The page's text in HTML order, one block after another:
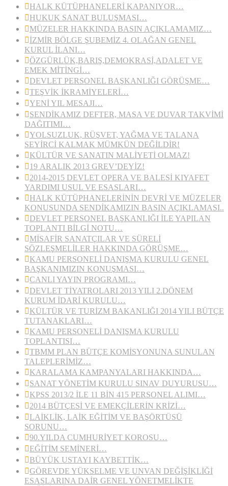
HALK KÜTÜPHANELERİ KAPANIYOR…
HUKUK SANAT BULUŞMASI…
MÜZELER HAKKINDA BASIN AÇIKLAMAMIZ…
İZMİR BÖLGE ŞUBEMİZ 4. OLAĞAN GENEL
KURUL İLANI…
ÖZGÜRLÜK,BARIŞ,DEMOKRASİ,ADALET VE
EMEK MİTİNGİ…
DEVLET PERSONEL BAŞKANLIĞI GÖRÜŞME…
TEŞVİK İKRAMİYELERİ…
YENİ YIL MESAJI…
SENDİKAMIZ DEFTER, MASA VE DUVAR TAKVİMİ
DAĞITIMI…
YOLSUZLUK, RÜŞVET, YAĞMA VE TALANA
SEYİRCİ KALMAK MÜMKÜN DEĞİLDİR!
KÜLTÜR VE SANATIN MALİYETİ OLMAZ!
19 ARALIK 2013 GREV’DEYİZ!
2014-2015 DEVLET OPERA VE BALESİ KIYAFET
YARDIMI USUL VE ESASLARI…
HALK KÜTÜPHANELERİNİN DEVRİ VE MÜZELER
KONUSUNDA SENDİKAMIZIN BASIN AÇIKLAMASI..
DEVLET PERSONEL BAŞKANLIĞI İLE YAPILAN
TOPLANTI BİLGİ NOTU…
MİSAFİR SANATÇILAR VE SÜRELİ
SÖZLEŞMELİLER HAKKINDA GÖRÜŞME…
KAMU PERSONELİ DANIŞMA KURULU GENEL
BAŞKANIMIZIN KONUŞMASI…
CANLI YAYIN PROGRAMI…
DEVLET TİYATROLARI 2013 YILI 2.DÖNEM
KURUM İDARİ KURULU…
KÜLTÜR VE TURİZM BAKANLIĞI 2014 YILI BÜTÇE
TUTANAKLARI…
KAMU PERSONELİ DANIŞMA KURULU
TOPLANTISI…
TBMM PLAN BÜTÇE KOMİSYONUNA SUNULAN
TALEPLERİMİZ…
KARALAMA KAMPANYALARI HAKKINDA…
SANAT YÖNETİM KURULU SINAV DUYURUSU…
KPSS 2013/2 İLE 11 BİN 415 PERSONEL ALIMI…
2014 BÜTÇESİ VE EMEKÇİLERİN KRİZİ…
LAİKLİK, LAİK EĞİTİM VE BAŞÖRTÜSÜ
SORUNU…
90.YILDA CUMHURİYET KOROSU…
EĞİTİM SEMİNERİ…
BÜYÜK USTAYI KAYBETTİK…
GÖREVDE YÜKSELME VE UNVAN DEĞİŞİKLİĞİ
ESASLARINA DAİR GENEL YÖNETMELİKTE